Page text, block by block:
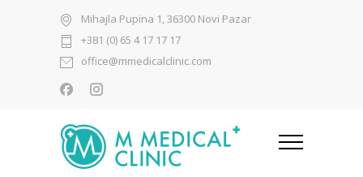
Mihajla Pupina 1, 36300 Novi Pazar
+381 (0) 65 4 17 17 17
office@mmedicalclinic.com